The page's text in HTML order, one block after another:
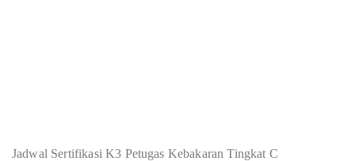
Jadwal Sertifikasi K3 Petugas Kebakaran Tingkat C